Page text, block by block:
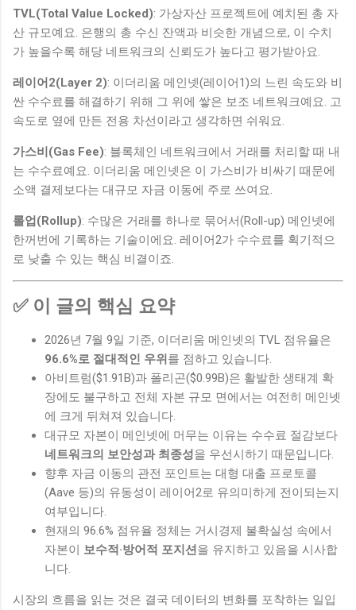
TVL(Total Value Locked): 가상자산 프로젝트에 예치된 총 자
산 규모예요. 은행의 총 수신 잔액과 비슷한 개념으로, 이 수치
가 높을수록 해당 네트워크의 신뢰도가 높다고 평가받아요.
레이어2(Layer 2): 이더리움 메인넷(레이어1)의 느린 속도와 비
싼 수수료를 해결하기 위해 그 위에 쌓은 보조 네트워크예요. 고
속도로 옆에 만든 전용 차선이라고 생각하면 쉬워요.
가스비(Gas Fee): 블록체인 네트워크에서 거래를 처리할 때 내
는 수수료예요. 이더리움 메인넷은 이 가스비가 비싸기 때문에
소액 결제보다는 대규모 자금 이동에 주로 쓰여요.
롤업(Rollup): 수많은 거래를 하나로 묶어서(Roll-up) 메인넷에
한꺼번에 기록하는 기술이에요. 레이어2가 수수료를 획기적으
로 낮출 수 있는 핵심 비결이죠.
✅ 이 글의 핵심 요약
2026년 7월 9일 기준, 이더리움 메인넷의 TVL 점유율은
96.6%로 절대적인 우위 를 점하고 있습니다.
아비트럼($1.91B)과 폴리곤($0.99B)은 활발한 생태계 확
장에도 불구하고 전체 자본 규모 면에서는 여전히 메인넷
에 크게 뒤쳐져 있습니다.
대규모 자본이 메인넷에 머무는 이유는 수수료 절감보다
네트워크의 보안성과 최종성을 우선시하기 때문입니다.
향후 자금 이동의 관전 포인트는 대형 대출 프로토콜
(Aave 등)의 유동성이 레이어2로 유의미하게 전이되는지
여부입니다.
현재의 96.6% 점유율 정체는 거시경제 불확실성 속에서
자본이 보수적·방어적 포지션을 유지하고 있음을 시사합
니다.
시장의 흐름을 읽는 것은 결국 데이터의 변화를 포착하는 일입